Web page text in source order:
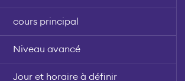
cours principal
Niveau avancé
Jour et horaire à définir